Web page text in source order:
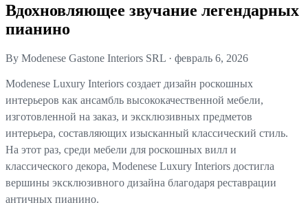
Вдохновляющее звучание легендарных
пианино
By Modenese Gastone Interiors SRL · февраль 6, 2026
Modenese Luxury Interiors создает дизайн роскошных
интерьеров как ансамбль высококачественной мебели,
изготовленной на заказ, и эксклюзивных предметов
интерьера, составляющих изысканный классический стиль.
На этот раз, среди мебели для роскошных вилл и
классического декора, Modenese Luxury Interiors достигла
вершины эксклюзивного дизайна благодаря реставрации
античных пианино.